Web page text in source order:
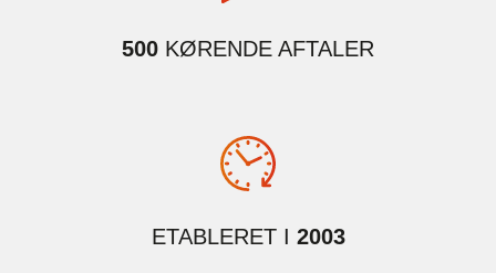
500 KØRENDE AFTALER
ETABLERET I 2003